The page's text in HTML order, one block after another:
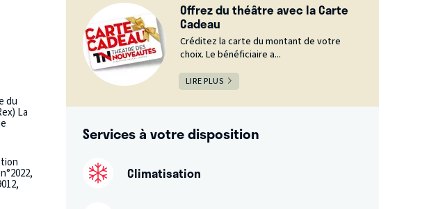
du
La
Offrez du théâtre avec la Carte
Cadeau
Créditez la carte du montant de votre
choix. Le bénéficiaire a...
LIRE PLUS
Services à votre disposition
Climatisation